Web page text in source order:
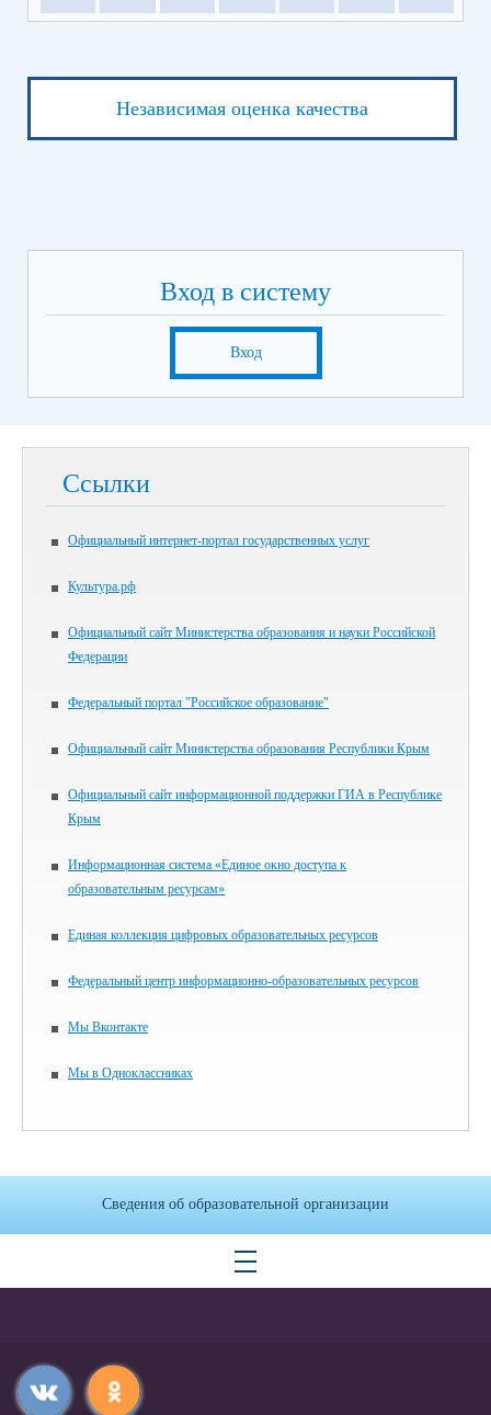
Независимая оценка качества
Вход в систему
Вход
Ссылки
Официальный интернет-портал государственных услуг
Культура.рф
Официальный сайт Министерства образования и науки Российской
Федерации
Федеральный портал "Российское образование"
Официальный сайт Министерства образования Республики Крым
Официальный сайт информационной поддержки ГИА в Республике
Крым
Информационная система «Единое окно доступа к
образовательным ресурсам»
Единая коллекция цифровых образовательных ресурсов
Федеральный центр информационно-образовательных ресурсов
Мы Вконтакте
Мы в Одноклассниках
Сведения об образовательной организации